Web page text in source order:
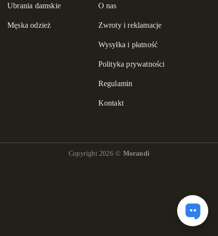
Ubrania damskie
Męska odzież
O nas
Zwroty i reklamacje
Wysyłka i płatność
Polityka prywatności
Regulamin
Kontakt
Copyright 2026 © Morandi